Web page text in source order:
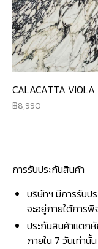
CALACATTA VIOLA
8,990
การรับประกันสินค้า
บริษัทฯ มีการรับป
จะอยู่ภายใต้การ
ประกันสินค้าแตก
ภายใน 7 วันเท่านั้น